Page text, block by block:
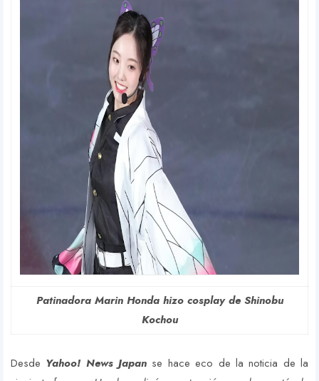
Patinadora Marin Honda hizo cosplay de Shinobu
Kochou
Desde Yahoo! News Japan se hace eco de la noticia de la